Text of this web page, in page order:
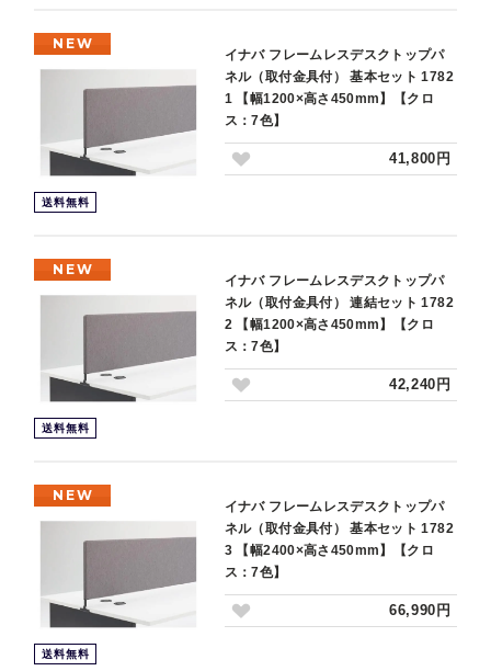
NEW
送料無料
イナバ フレームレスデスクトップパ
ネル（取付金具付） 基本セット 1782
1 【幅1200×高さ450mm】【クロ
ス：7色】
41,800円
NEW
送料無料
イナバ フレームレスデスクトップパ
ネル（取付金具付） 連結セット 1782
2 【幅1200×高さ450mm】【クロ
ス：7色】
42,240円
NEW
送料無料
イナバ フレームレスデスクトップパ
ネル（取付金具付） 基本セット 1782
3 【幅2400×高さ450mm】【クロ
ス：7色】
66,990円